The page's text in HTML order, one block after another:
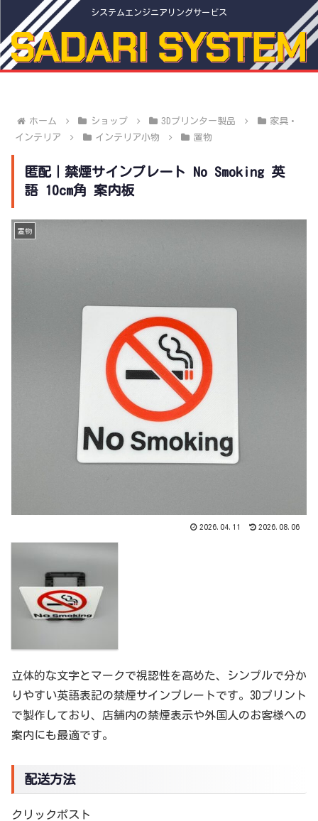
システムエンジニアリングサービス
ホーム ショップ 3Dプリンター製品
家具・
インテリア
インテリア小物 置物
匿配｜禁煙サインプレート No Smoking 英
語 10cm角 案内板
置物
2026.04.11 2026.08.06
立体的な文字とマークで視認性を高めた、シンプルで分か
りやすい英語表記の禁煙サインプレートです。3Dプリント
で製作しており、店舗内の禁煙表示や外国人のお客様への
案内にも最適です。
配送方法
クリックポスト